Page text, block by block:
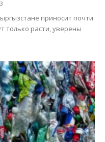
приносит почти
только расти, уверены